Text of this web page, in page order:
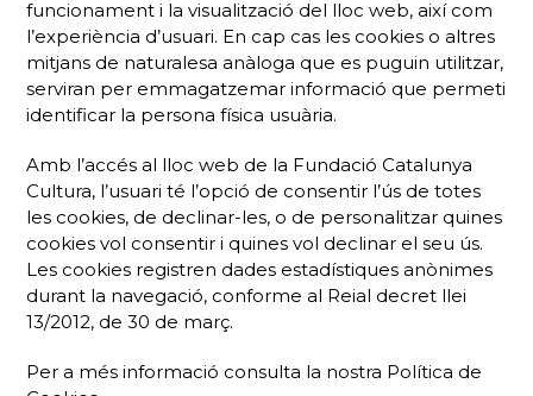
funcionament i la visualització del lloc web, així com
l’experiència d’usuari. En cap cas les cookies o altres
mitjans de naturalesa anàloga que es puguin utilitzar,
serviran per emmagatzemar informació que permeti
identificar la persona física usuària.
Amb l’accés al lloc web de la Fundació Catalunya
Cultura, l’usuari té l’opció de consentir l’ús de totes
les cookies, de declinar-les, o de personalitzar quines
cookies vol consentir i quines vol declinar el seu ús.
Les cookies registren dades estadístiques anònimes
durant la navegació, conforme al Reial decret llei
13/2012, de 30 de març.
Per a més informació consulta la nostra Política de